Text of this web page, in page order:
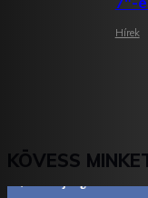
Hírek
KÖVESS